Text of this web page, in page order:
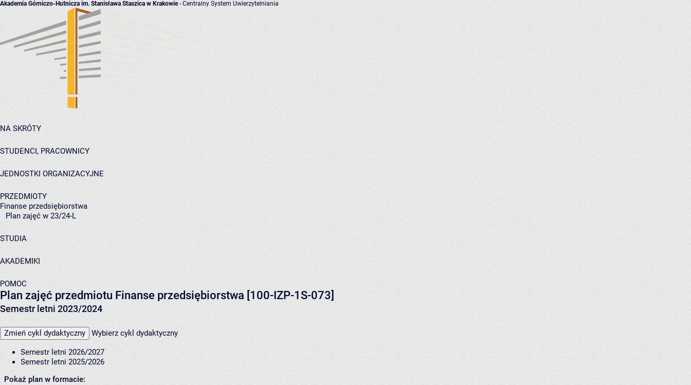
Akademia Górniczo-Hutnicza im. Stanisława Staszica w Krakowie- Centralny System Uwierzytelniania
NA SKRÓTY
STUDENCI, PRACOWNICY
JEDNOSTKI ORGANIZACYJNE
PRZEDMIOTY
Finanse przedsiębiorstwa
Plan zajęć w 23/24-L
STUDIA
AKADEMIKI
POMOC
Plan zajęć przedmiotu Finanse przedsiębiorstwa [100-IZP-1S-073]
Semestr letni 2023/2024
Zmień cykl dydaktyczny Wybierz cykl dydaktyczny
Semestr letni 2026/2027
Semestr letni 2025/2026
Pokaż plan w formacie: